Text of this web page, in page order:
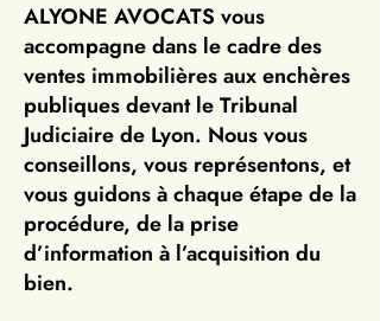
ALYONE AVOCATS vous
accompagne dans le cadre des
ventes immobilières aux enchères
publiques devant le Tribunal
Judiciaire de Lyon. Nous vous
conseillons, vous représentons, et
vous guidons à chaque étape de la
procédure, de la prise
d’information à l’acquisition du
bien.